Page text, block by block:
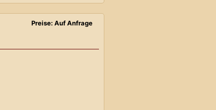
Preise: Auf Anfrage